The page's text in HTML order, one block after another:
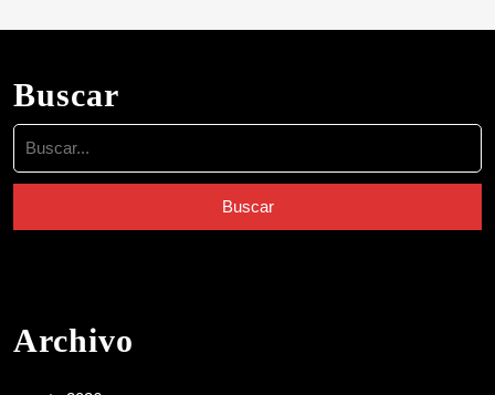
Buscar
Buscar:
Archivo